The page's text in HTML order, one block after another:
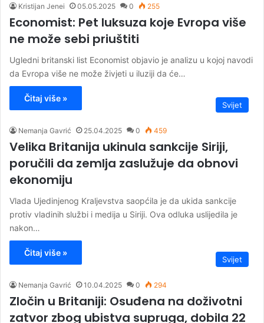
Kristijan Jenei 05.05.2025 0 255
Economist: Pet luksuza koje Evropa više
ne može sebi priuštiti
Ugledni britanski list Economist objavio je analizu u kojoj navodi
da Evropa više ne može živjeti u iluziji da će…
Čitaj više »
Svijet
Nemanja Gavrić 25.04.2025 0 459
Velika Britanija ukinula sankcije Siriji,
poručili da zemlja zaslužuje da obnovi
ekonomiju
Vlada Ujedinjenog Kraljevstva saopćila je da ukida sankcije
protiv vladinih službi i medija u Siriji. Ova odluka uslijedila je
nakon…
Čitaj više »
Svijet
Nemanja Gavrić 10.04.2025 0 294
Zločin u Britaniji: Osuđena na doživotni
zatvor zbog ubistva supruga, dobila 22